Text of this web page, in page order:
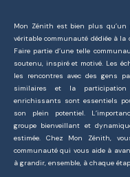
Mon Zénith est bien plus qu’un
véritable communauté dédiée à la
Faire partie d’une telle
soutenu, inspiré et motivé. Les
les rencontres avec des gens
similaires et la participation
enrichissants sont essentiels
son plein potentiel.
groupe bienveillant et
estimée. Chez Mon Zénith,
communauté qui vous aide à
à grandir, ensemble, à chaque